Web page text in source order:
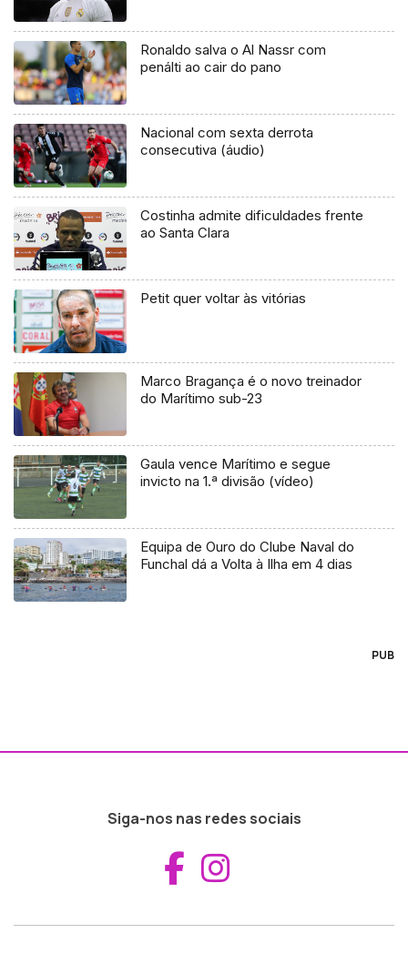
Ronaldo salva o Al Nassr com
penálti ao cair do pano
Nacional com sexta derrota
consecutiva (áudio)
Costinha admite dificuldades frente
ao Santa Clara
Petit quer voltar às vitórias
Marco Bragança é o novo treinador
do Marítimo sub-23
Gaula vence Marítimo e segue
invicto na 1.ª divisão (vídeo)
Equipa de Ouro do Clube Naval do
Funchal dá a Volta à Ilha em 4 dias
PUB
Siga-nos nas redes sociais
Aceder ao